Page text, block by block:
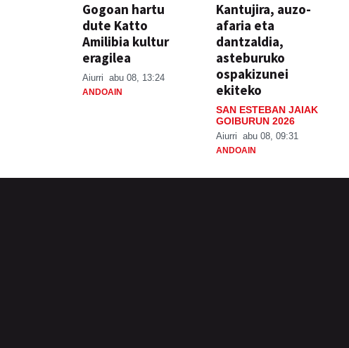
Gogoan hartu
dute Katto
Amilibia kultur
eragilea
Aiurri abu 08, 13:24
ANDOAIN
Kantujira, auzo-
afaria eta
dantzaldia,
asteburuko
ospakizunei
ekiteko
SAN ESTEBAN JAIAK
GOIBURUN 2026
Aiurri abu 08, 09:31
ANDOAIN